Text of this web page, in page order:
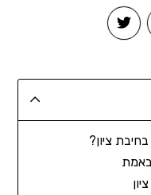
ציון?